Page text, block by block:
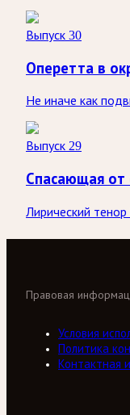
Выпуск 30
Оперетта в
Не иначе как
Выпуск 29
Спасающая от
Лирический
Правовая
Условия
Политика
Контактная